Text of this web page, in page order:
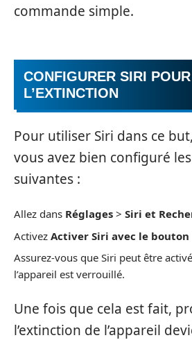
commande simple.
CONFIGURER SIRI POUR
L’EXTINCTION
Pour utiliser Siri dans ce
vous avez bien configuré
suivantes :
Allez dans Réglages > Siri et
Activez Activer Siri avec le
Assurez-vous que Siri peut être
l’appareil est verrouillé.
Une fois que cela est fait,
l’extinction de l’appareil